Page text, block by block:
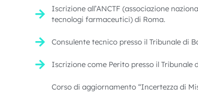
Iscrizione all’ANCTF (associazione
tecnologi farmaceutici) di Roma.
Consulente tecnico presso il Tribunale di
Iscrizione come Perito presso il Tribunale
Corso di aggiornamento “Incertezza di